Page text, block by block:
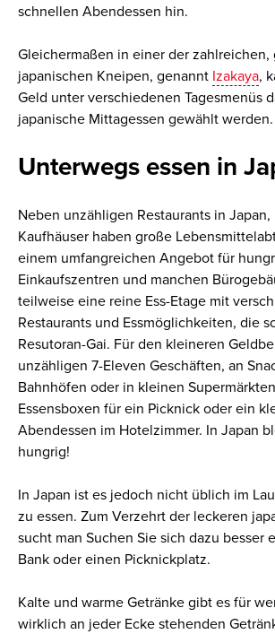
schnellen Abendessen hin.
Gleichermaßen in einer der
japanischen Kneipen, genannt Izakaya,
Geld unter verschiedenen Tagesmenüs
japanische Mittagessen gewählt werden.
Unterwegs essen in
Neben unzähligen Restaurants in
Kaufhäuser haben große
einem umfangreichen Angebot für
Einkaufszentren und manchen
teilweise eine reine Ess-Etage mit
Restaurants und Essmöglichkeiten, die
Resutoran-Gai. Für den kleineren
unzähligen 7-Eleven Geschäften, an
Bahnhöfen oder in kleinen
Essensboxen für ein Picknick oder ein
Abendessen im Hotelzimmer. In Japan
hungrig!
In Japan ist es jedoch nicht üblich im
zu essen. Zum Verzehrt der leckeren
sucht man Suchen Sie sich dazu besser
Bank oder einen Picknickplatz.
Kalte und warme Getränke gibt es für
wirklich an jeder Ecke stehenden